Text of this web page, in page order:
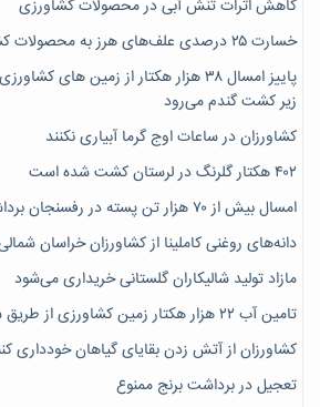
کاهش اثرات تنش آبی در محصولات کشاورزی
خسارت ۲۵ درصدی علف‌های هرز به محصولات کشاورزی
پاییز امسال ۳۸ هزار هکتار از زمین
زیر کشت گندم می‌رود
کشاورزان در ساعات اوج گرما آبیاری نکنند
۴۰۲ هکتار گلرنگ در لرستان کشت شده است
امسال بیش از ۷۰ هزار تن پسته در رفسنجان برداشت می‌شود
دانه‌های روغنی کاملینا از کشاورزان خراسان
مازاد تولید شالیکاران گلستانی خریداری می‌شود
تامین آب ۲۲ هزار هکتار زمین کشاورزی از طریق سدهای خراسان شمالی
کشاورزان از آتش زدن بقایای گیاهان خودداری
تعجیل در برداشت برنج ممنوع